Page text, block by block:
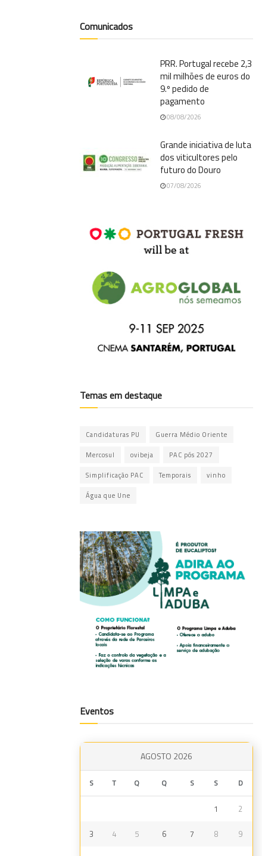
Comunicados
PRR. Portugal recebe 2,3
mil milhões de euros do
9.º pedido de
pagamento
08/08/2026
Grande iniciativa de luta
dos viticultores pelo
futuro do Douro
07/08/2026
Temas em destaque
Candidaturas PU Guerra Médio Oriente
Mercosul ovibeja PAC pós 2027
Simplificação PAC Temporais vinho
Água que Une
Eventos
AGOSTO 2026
S T Q Q S S D
1 2
3 4 5 6 7 8 9